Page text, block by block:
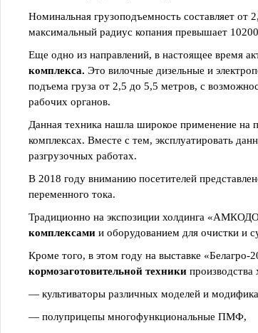
Номинальная грузоподъемность составляет
максимальный радиус копания превышает
Еще одно из направлений, в настоящее время
комплекса. Это вилочные дизельные и
подъема груза от 2,5 до 5,5 метров, с
рабочих органов.
Данная техника нашла широкое применение на
комплексах. Вместе с тем, эксплуатировать
разгрузочных работах.
В 2018 году вниманию посетителей
переменного тока.
Традиционно на экспозиции холдинга
комплексами и оборудованием для очистки и
Кроме того, в этом году на выставке «Белагро-
кормозаготовительной техники
— культиваторы различных моделей и
— полуприцепы многофункциональные ПМФ,